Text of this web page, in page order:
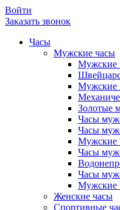
Войти
Заказать звонок
Часы
Мужские часы
Мужские
Мужские
Золотые
Часы
Часы
Мужские
Часы
Часы
Мужские
Женские часы
Спортивные